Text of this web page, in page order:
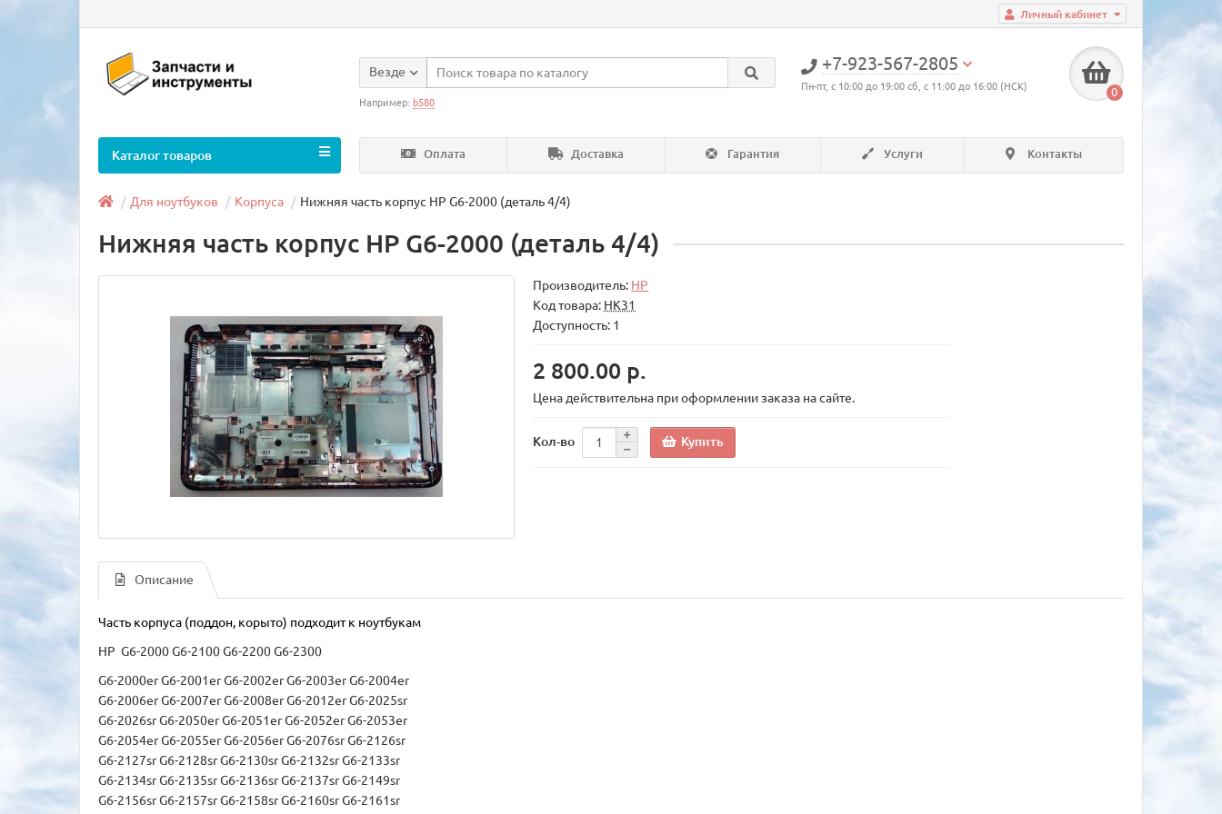
Личный кабинет
+7-923-567-2805
Пн-пт, с 10:00 до 19:00 сб, с 11:00 до 16:00 (НСК) 0
Везде
Например: b580
Оплата Доставка Гарантия Услуги Контакты
Каталог товаров
Для ноутбуков Корпуса Нижняя часть корпус HP G6-2000 (деталь 4/4)
Нижняя часть корпус HP G6-2000 (деталь 4/4)
Производитель: HP
Код товара: HK31
Доступность: 1
2 800.00 р.
Цена действительна при оформлении заказа на сайте.
Кол-во Купить
Описание
Часть корпуса (поддон, корыто) подходит к ноутбукам
HP G6-2000 G6-2100 G6-2200 G6-2300
G6-2000er G6-2001er G6-2002er G6-2003er G6-2004er
G6-2006er G6-2007er G6-2008er G6-2012er G6-2025sr
G6-2026sr G6-2050er G6-2051er G6-2052er G6-2053er
G6-2054er G6-2055er G6-2056er G6-2076sr G6-2126sr
G6-2127sr G6-2128sr G6-2130sr G6-2132sr G6-2133sr
G6-2134sr G6-2135sr G6-2136sr G6-2137sr G6-2149sr
G6-2156sr G6-2157sr G6-2158sr G6-2160sr G6-2161sr